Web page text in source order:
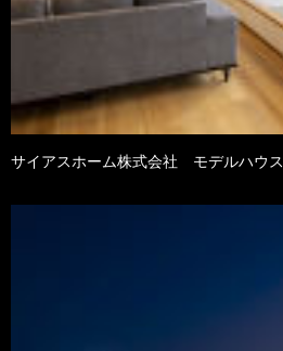
サイアスホーム株式会社 モデルハウス